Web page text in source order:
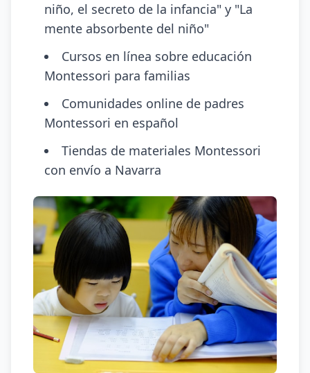
niño, el secreto de la infancia" y "La
mente absorbente del niño"
Cursos en línea sobre educación
Montessori para familias
Comunidades online de padres
Montessori en español
Tiendas de materiales Montessori
con envío a Navarra